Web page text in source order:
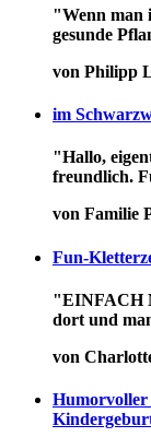
"Wenn man
gesunde
von Philipp
im
"Hallo,
freundlich.
von Familie
Fun-
"EINFACH
dort und
von